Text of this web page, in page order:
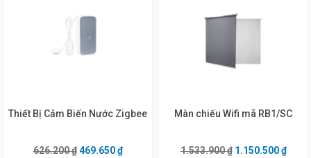
Thiết Bị Cảm Biến Nước Zigbee
626.200₫ Giá gốc là: 626.200 ₫.
469.650₫Giá hiện tại là: 469.650 ₫.
Màn chiếu Wifi mã RB1/SC
1.533.900₫ Giá gốc là:
1.150.500₫Giá